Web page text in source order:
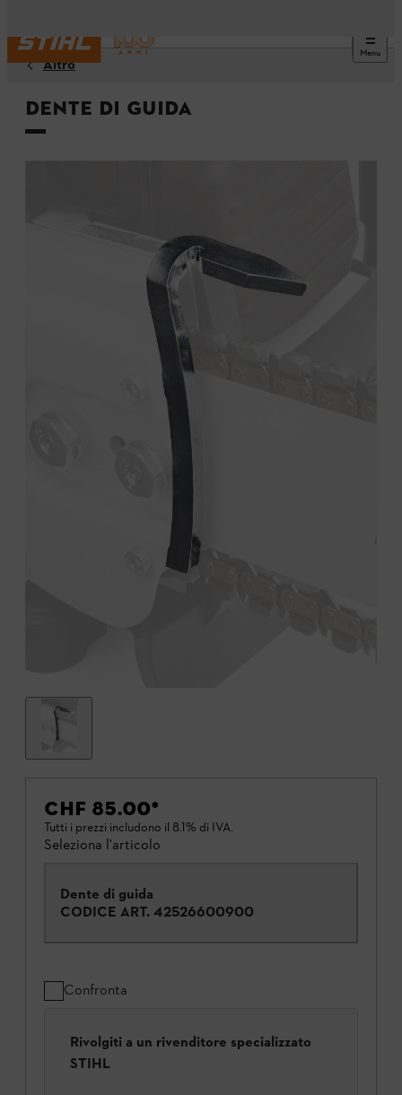
Menu
Altro
Dente di guida
CHF 85.00*
Tutti i prezzi includono il 8.1% di IVA.
Seleziona l'articolo
Dente di guida
CODICE ART. 42526600900
Confronta
Rivolgiti a un rivenditore specializzato
STIHL